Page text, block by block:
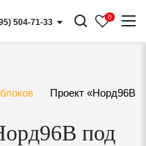
504-71-33
0
Проект «Норд96B»
под